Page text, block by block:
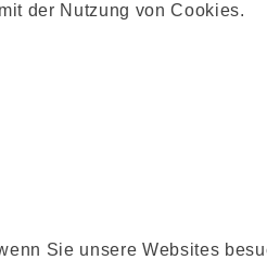
der Nutzung von Cookies.
Sie unsere Websites